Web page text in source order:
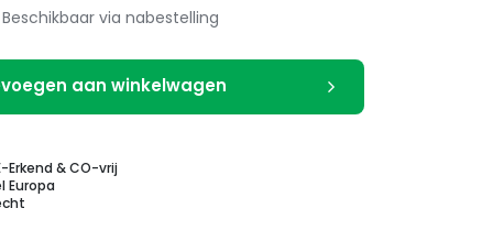
Beschikbaar via nabestelling
aan winkelwagen
Erkend & CO-vrij
Europa